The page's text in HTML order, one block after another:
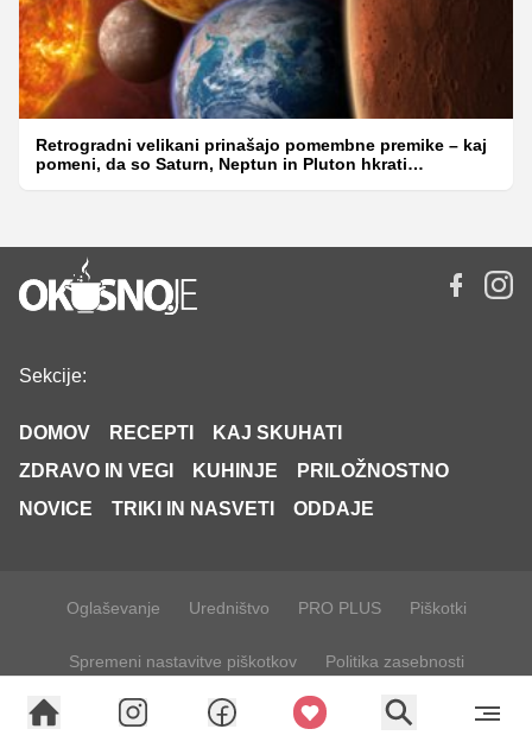
Retrogradni velikani prinašajo pomembne premike – kaj
pomeni, da so Saturn, Neptun in Pluton hkrati
Sekcije:
DOMOV RECEPTI
KAJ SKUHATI
ZDRAVO IN VEGI
KUHINJE
PRILOŽNOSTNO
NOVICE
TRIKI IN NASVETI ODDAJE
Oglaševanje Uredništvo PRO PLUS Piškotki
Spremeni nastavitve piškotkov Politika zasebnosti
Splošni pogoji Pravila ravnanja za zaščito otrok